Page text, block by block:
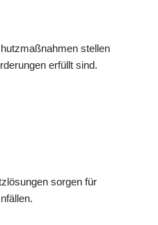
stellen
erfüllt sind.
sorgen für